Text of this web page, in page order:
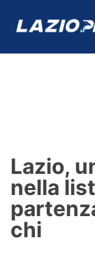
Formello
Infortuni
Primavera
Lazio,
nella
chi